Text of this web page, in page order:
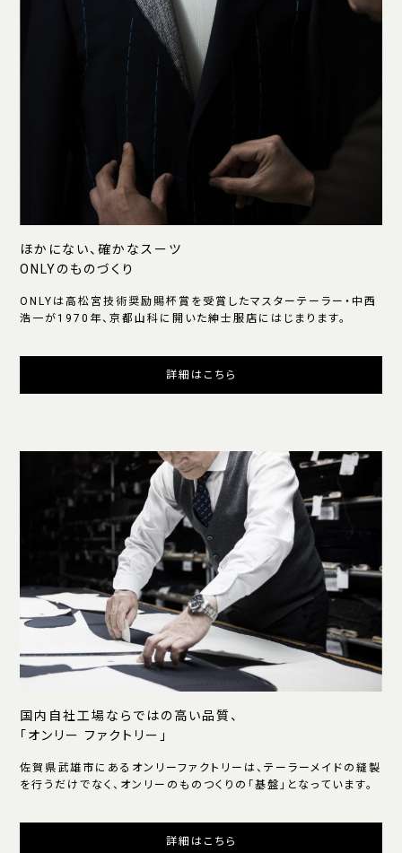
ほかにない、確かなスーツ
ONLYのものづくり
ONLYは高松宮技術奨励賜杯賞を受賞したマスターテーラー・中西
浩一が1970年、京都山科に開いた紳士服店にはじまります。
詳細はこちら
国内自社工場ならではの高い品質、
「オンリー ファクトリー」
佐賀県武雄市にあるオンリーファクトリーは、テーラーメイドの縫製
を行うだけでなく、オンリーのものつくりの「基盤」となっています。
詳細はこちら